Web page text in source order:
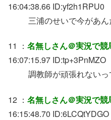
16:04:38.66 ID:yf2h1RPU0
三浦のせいで今があん
11 ： 名無しさん＠実況で競
16:07:15.97 ID:tp+3PnMZO
調教師が頑張れない
12 ： 名無しさん＠実況で競
16:15:48.70 ID:6LCQtYDGO